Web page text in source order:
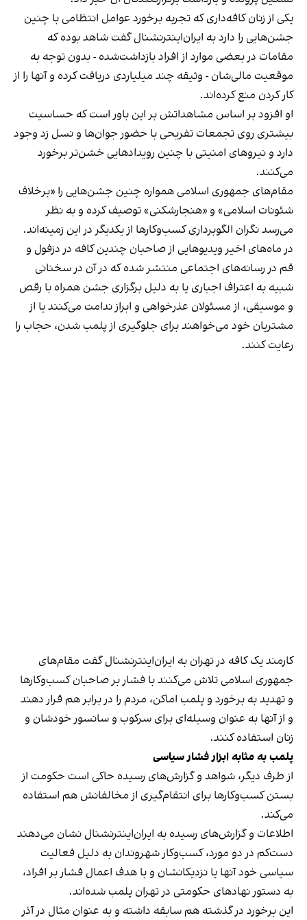
یکی از زنان کافه‌داری که تجربه برخورد عوامل انتظامی با چنین
جشن‌هایی را دارد به ایران‌اینترنشنال گفت شاهد بوده که
مقامات در بعضی موارد از افراد بازداشت‌‌شده - بدون توجه به
موقعیت مالی‌شان - وثیقه چند میلیاردی دریافت کرده و آنها را از
کار کردن منع کرده‌اند.
او افزود بر اساس مشاهداتش بر این باور است که حساسیت
بیشتری روی تجمعات تفریحی با حضور جوان‌ها و نسل زد وجود
دارد و نیروهای امنیتی با چنین رویدادهایی خشن‌تر برخورد
می‌کنند.
مقام‌های جمهوری اسلامی همواره چنین جشن‌هایی را «برخلاف
شئونات اسلامی» و «هنجارشکنی» توصیف کرده و به نظر
می‌رسد نگران الگوبرداری کسب‌وکارها از یکدیگر در این زمینه‌اند.
در ماه‌های اخیر ویدیوهایی از صاحبان چندین کافه در دزفول و
قم در رسانه‌های اجتماعی منتشر شده که در آن در سخنانی
شبیه به اعتراف اجباری یا به دلیل برگزاری جشن همراه با رقص
و موسیقی، از مسئولان عذرخواهی و ابراز ندامت می‌کنند یا از
مشتریان خود می‌خواهند برای جلوگیری از پلمب شدن، حجاب را
رعایت کنند.
کارمند یک کافه در تهران به ایران‌اینترنشنال گفت مقام‌های
جمهوری اسلامی تلاش می‌کنند با فشار بر صاحبان کسب‌وکارها
و تهدید به برخورد و پلمب اماکن، مردم را در برابر هم قرار دهند
و از آنها به عنوان وسیله‌ای برای سرکوب و سانسور خودشان و
زنان استفاده کنند.
پلمب به مثابه ابزار فشار سیاسی
از طرف دیگر، شواهد و گزارش‌های رسیده حاکی است حکومت از
بستن کسب‌وکارها برای انتقام‌گیری از مخالفانش هم استفاده
می‌کند.
اطلاعات و گزارش‌های رسیده به ایران‌اینترنشنال نشان می‌دهند
دست‌کم در دو مورد، کسب‌وکار شهروندان به دلیل فعالیت
سیاسی خود آنها یا نزدیکانشان و با هدف اعمال فشار بر افراد،
به دستور نهادهای حکومتی در تهران پلمب شده‌اند.
این برخورد در گذشته هم سابقه داشته و به عنوان مثال در آذر